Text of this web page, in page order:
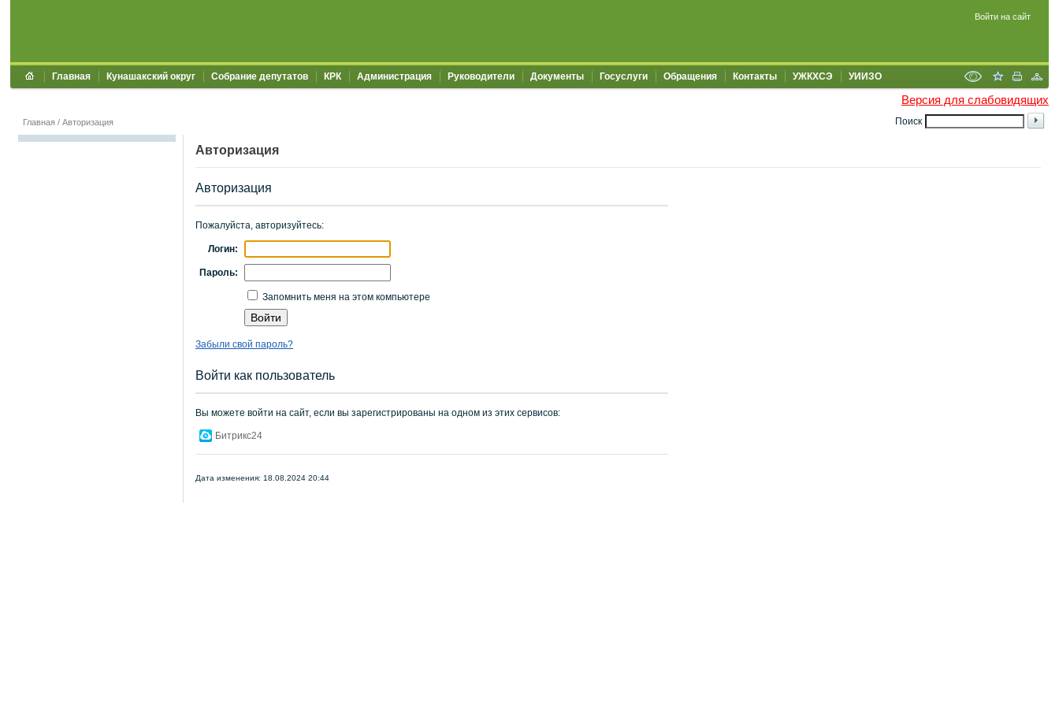
Войти на сайт
Главная Кунашакский округ Собрание депутатов КРК Администрация Руководители Документы Госуслуги Обращения Контакты УЖКХСЭ УИИЗО
Версия для слабовидящих
Поиск
Главная / Авторизация
Авторизация
Авторизация
Пожалуйста, авторизуйтесь:
Логин:
Пароль:
Запомнить меня на этом компьютере
Забыли свой пароль?
Войти как пользователь
Вы можете войти на сайт, если вы зарегистрированы на одном из этих сервисов:
Битрикс24
Дата изменения: 18.08.2024 20:44